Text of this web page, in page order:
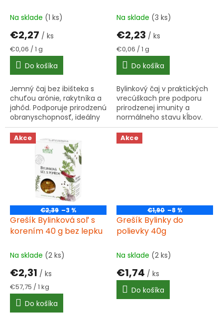
40g
Na sklade (1 ks)
€2,27 / ks
Jednotková
cena:
€0,06 / 1 g
Do košíka
Jemný čaj bez ibišteka s
chuťou arónie, rakytníka a
jahôd. Podporuje prirodzenú
obranyschopnosť, ideálny
na celodenné popíjanie.
Na sklade (3 ks)
€2,23 / ks
Jednotková
cena:
€0,06 / 1 g
Do košíka
Bylinkový čaj v praktických
vrecúškach pre podporu
prirodzenej imunity a
normálneho stavu kĺbov.
Obsahuje plody a kvety
čierneho bzu, šípky a ďalšie
bylinky podľa tradičnej...
Akce
€2,39 –3 %
Grešík Bylinková soľ s
korením 40 g bez lepku
Na sklade (2 ks)
€2,31 / ks
Jednotková
cena:
€57,75 / 1 kg
Do košíka
Akce
€1,90 –8 %
Grešík Bylinky do
polievky 40g
Na sklade (2 ks)
€1,74 / ks
Do košíka